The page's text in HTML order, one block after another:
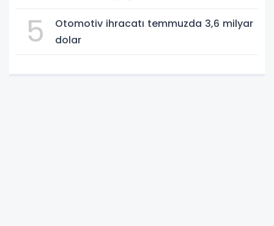
5
Otomotiv ihracatı temmuzda 3,6 milyar
dolar